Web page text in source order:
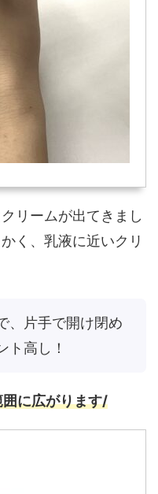
リームが出てきまし
く、乳液に近いクリ
、片手で開け閉め
ト高し！
に広がります/